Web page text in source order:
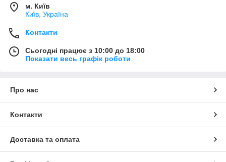
м. Київ
Київ, Україна
Контакти
Сьогодні працює з 10:00 до 18:00
Показати весь графік роботи
Про нас
Контакти
Доставка та оплата